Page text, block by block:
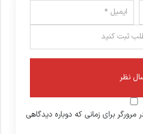
برای زمانی که دوباره دیدگاهی